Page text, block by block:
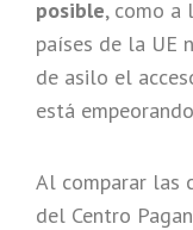
posible, como a
países de la UE
de asilo el
está
Al comparar las
del Centro